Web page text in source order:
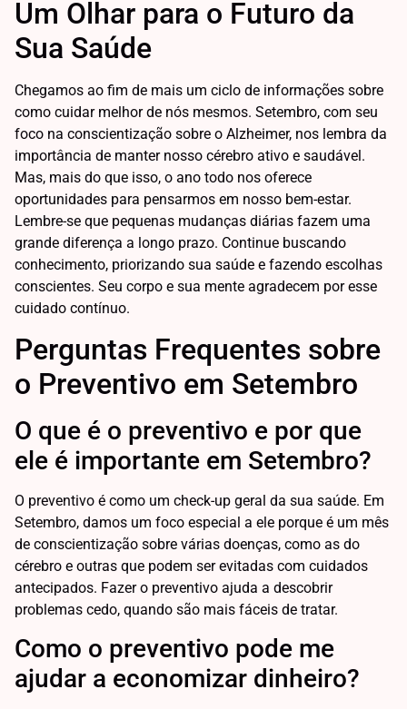
Um Olhar para o Futuro da
Sua Saúde
Chegamos ao fim de mais um ciclo de informações sobre
como cuidar melhor de nós mesmos. Setembro, com seu
foco na conscientização sobre o Alzheimer, nos lembra da
importância de manter nosso cérebro ativo e saudável.
Mas, mais do que isso, o ano todo nos oferece
oportunidades para pensarmos em nosso bem-estar.
Lembre-se que pequenas mudanças diárias fazem uma
grande diferença a longo prazo. Continue buscando
conhecimento, priorizando sua saúde e fazendo escolhas
conscientes. Seu corpo e sua mente agradecem por esse
cuidado contínuo.
Perguntas Frequentes sobre
o Preventivo em Setembro
O que é o preventivo e por que
ele é importante em Setembro?
O preventivo é como um check-up geral da sua saúde. Em
Setembro, damos um foco especial a ele porque é um mês
de conscientização sobre várias doenças, como as do
cérebro e outras que podem ser evitadas com cuidados
antecipados. Fazer o preventivo ajuda a descobrir
problemas cedo, quando são mais fáceis de tratar.
Como o preventivo pode me
ajudar a economizar dinheiro?